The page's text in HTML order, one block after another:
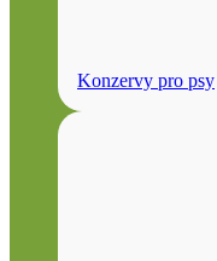
Konzervy pro psy